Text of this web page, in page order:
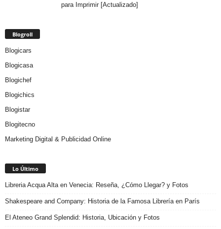
para Imprimir [Actualizado]
Blogroll
Blogicars
Blogicasa
Blogichef
Blogichics
Blogistar
Blogitecno
Marketing Digital & Publicidad Online
Lo Último
Libreria Acqua Alta en Venecia: Reseña, ¿Cómo Llegar? y Fotos
Shakespeare and Company: Historia de la Famosa Librería en París
El Ateneo Grand Splendid: Historia, Ubicación y Fotos